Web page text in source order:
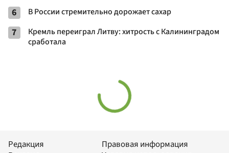
6 В России стремительно дорожает сахар
7
Кремль переиграл Литву: хитрость с Калининградом
сработала
Редакция
Правовая информация